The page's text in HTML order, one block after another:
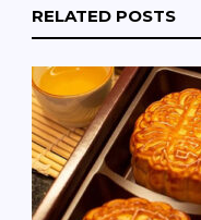
RELATED POSTS